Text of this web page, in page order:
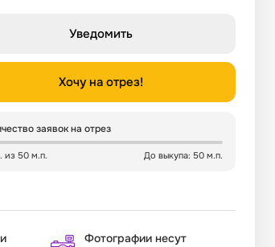
Уведомить
Хочу на отрез!
заявок на отрез
из 50 м.п. До выкупа: 50 м.п.
Фотографии несут